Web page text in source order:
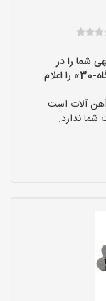
شما را در
سایت «آهن آلاتی ها» دیده ام و کد «فروشگاه-30» را اعلام
آلات است
شما ندارد.